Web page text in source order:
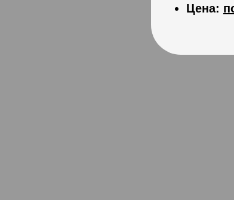
Цена: